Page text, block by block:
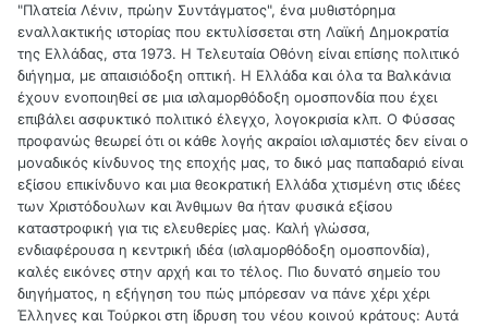
"Πλατεία Λένιν, πρώην Συντάγματος", ένα μυθιστόρημα
εναλλακτικής ιστορίας που εκτυλίσσεται στη Λαϊκή Δημοκρατία
της Ελλάδας, στα 1973. Η Τελευταία Οθόνη είναι επίσης πολιτικό
διήγημα, με απαισιόδοξη οπτική. Η Ελλάδα και όλα τα Βαλκάνια
έχουν ενοποιηθεί σε μια ισλαμορθόδοξη ομοσπονδία που έχει
επιβάλει ασφυκτικό πολιτικό έλεγχο, λογοκρισία κλπ. Ο Φύσσας
προφανώς θεωρεί ότι οι κάθε λογής ακραίοι ισλαμιστές δεν είναι ο
μοναδικός κίνδυνος της εποχής μας, το δικό μας παπαδαριό είναι
εξίσου επικίνδυνο και μια θεοκρατική Ελλάδα χτισμένη στις ιδέες
των Χριστόδουλων και Άνθιμων θα ήταν φυσικά εξίσου
καταστροφική για τις ελευθερίες μας. Καλή γλώσσα,
ενδιαφέρουσα η κεντρική ιδέα (ισλαμορθόδοξη ομοσπονδία),
καλές εικόνες στην αρχή και το τέλος. Πιο δυνατό σημείο του
διηγήματος, η εξήγηση του πώς μπόρεσαν να πάνε χέρι χέρι
Έλληνες και Τούρκοι στη ίδρυση του νέου κοινού κράτους: Αυτά